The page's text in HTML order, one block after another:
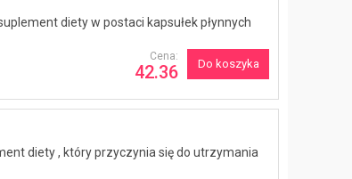
diety w postaci kapsułek płynnych
Do koszyka
Cena:
42.36
diety , który przyczynia się do utrzymania